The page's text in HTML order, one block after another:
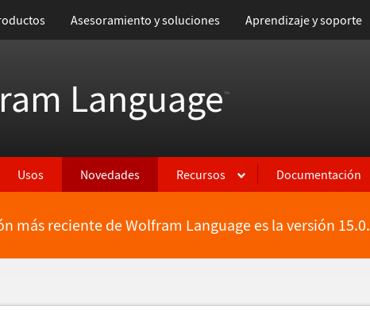
Asesoramiento y soluciones Aprendizaje y soporte
Language™
Usos Novedades Recursos Documentación
recientes
más reciente de Wolfram Language es la versión 15.0.